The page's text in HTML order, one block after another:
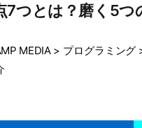
つとは？磨く5つ
MEDIA> プログラミング